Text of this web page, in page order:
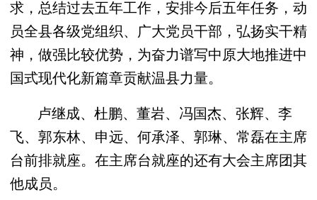
求，总结过去五年工作，安排今后五年任务，动
员全县各级党组织、广大党员干部，弘扬实干精
神，做强比较优势，为奋力谱写中原大地推进中
国式现代化新篇章贡献温县力量。
卢继成、杜鹏、董岩、冯国杰、张辉、李
飞、郭东林、申远、何承泽、郭琳、常磊在主席
台前排就座。在主席台就座的还有大会主席团其
他成员。